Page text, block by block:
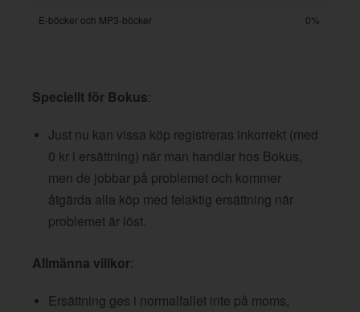
E-böcker och MP3-böcker
0%
Speciellt för Bokus:
Just nu kan vissa köp registreras inkorrekt (med
0 kr i ersättning) när man handlar hos Bokus,
men de jobbar på problemet och kommer
åtgärda alla köp med felaktig ersättning när
problemet är löst.
Allmänna villkor:
Ersättning ges i normalfallet inte på moms,